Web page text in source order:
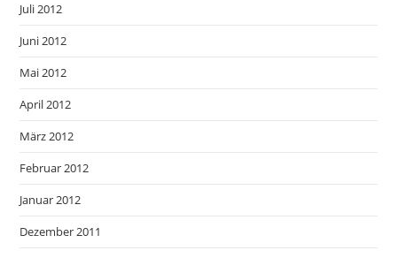
Juli 2012
Juni 2012
Mai 2012
April 2012
März 2012
Februar 2012
Januar 2012
Dezember 2011